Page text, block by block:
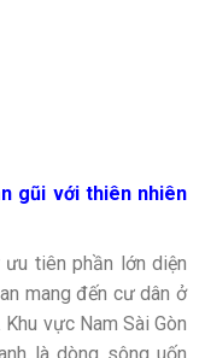
gũi với thiên nhiên
tiên phần lớn diện
mang đến cư dân ở
vực Nam Sài Gòn